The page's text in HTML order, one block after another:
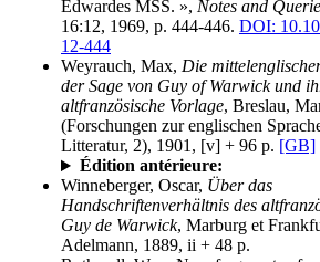
Edwardes MSS. », Notes and
16:12, 1969, p. 444-446. DOI:
12-444
Weyrauch, Max, Die
der Sage von Guy of Warwick und
altfranzösische Vorlage, Breslau,
(Forschungen zur englischen
Litteratur, 2), 1901, [v] + 96 p. [GB]
Édition antérieure:
Winneberger, Oscar, Über das
Handschriftenverhältnis des
Guy de Warwick, Marburg et
Adelmann, 1889, ii + 48 p.